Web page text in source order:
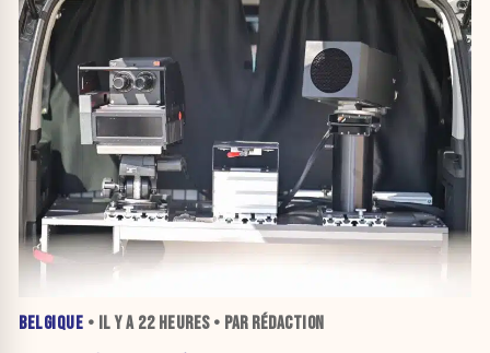
BELGIQUE • IL Y A 22 HEURES• PAR RÉDACTION